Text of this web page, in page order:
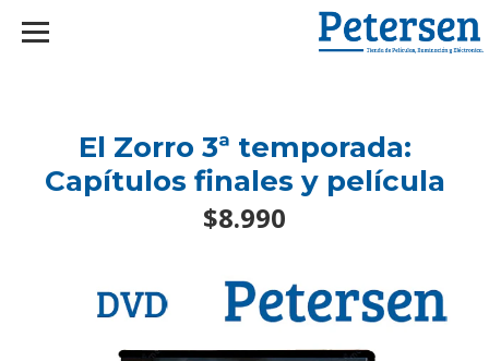
El Zorro 3ª temporada:
Capítulos finales y película
$8.990